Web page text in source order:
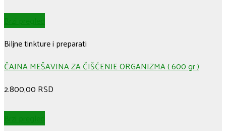
Biljne tinkture i preparati
ČAJNA MEŠAVINA ZA ČIŠĆENJE ORGANIZMA ( 600 gr )
2.800,00 RSD